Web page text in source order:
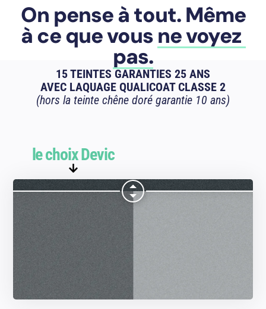
On pense à tout. Même
à ce que vousne voyez
pas.
15 TEINTES GARANTIES 25 ANS
AVEC LAQUAGE QUALICOAT CLASSE 2
(hors la teinte chêne doré garantie 10 ans)
le choix Devic